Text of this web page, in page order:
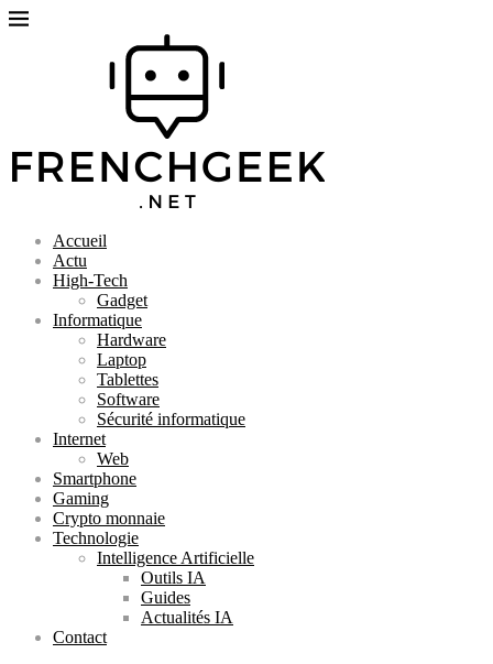
Accueil
Actu
High-Tech
Gadget
Informatique
Hardware
Laptop
Tablettes
Software
Sécurité informatique
Internet
Web
Smartphone
Gaming
Crypto monnaie
Technologie
Intelligence Artificielle
Outils IA
Guides
Actualités IA
Contact